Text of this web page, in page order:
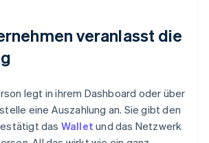
veranlasst die
legt in ihrem Dashboard oder über
eine Auszahlung an. Sie gibt den
das Wallet und das Netzwerk